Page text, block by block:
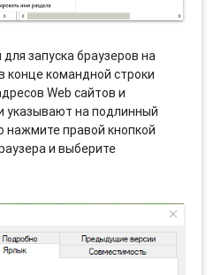
запуска браузеров на
конце командной строки
Web сайтов и
указывают на подлинный
нажмите правой кнопкой
и выберите